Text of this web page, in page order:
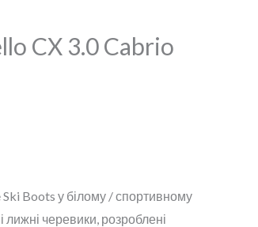
CX 3.0 Cabrio
Boots у білому / спортивному
лижні черевики, розроблені